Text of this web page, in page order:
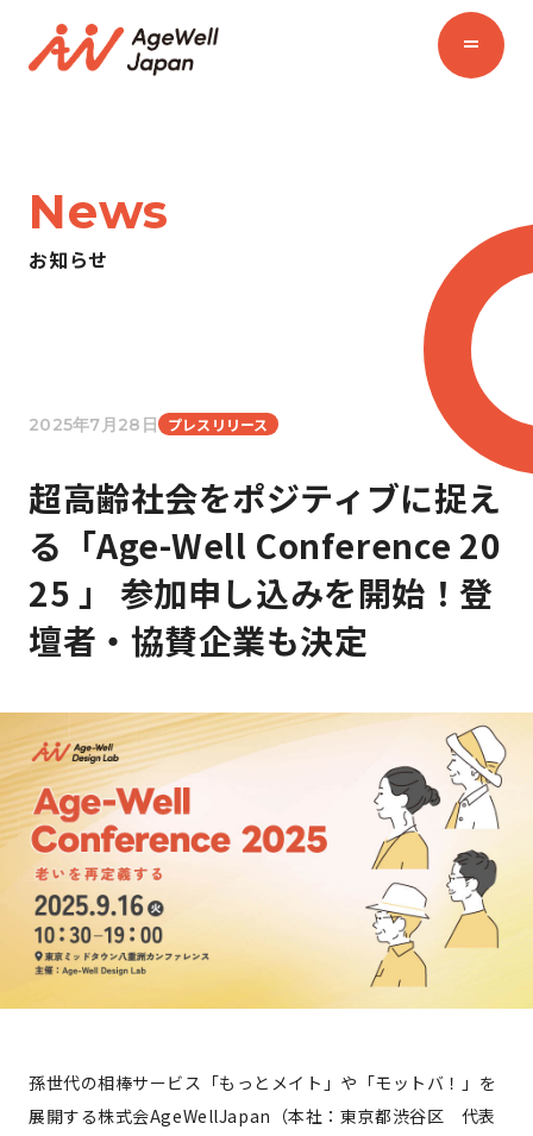
News
お知らせ
2025年7月28日 プレスリリース
超高齢社会をポジティブに捉え
る「Age-Well Conference 20
25 」 参加申し込みを開始！登
壇者・協賛企業も決定
孫世代の相棒サービス「もっとメイト」や「モットバ！」を
展開する株式会AgeWellJapan（本社：東京都渋谷区 代表